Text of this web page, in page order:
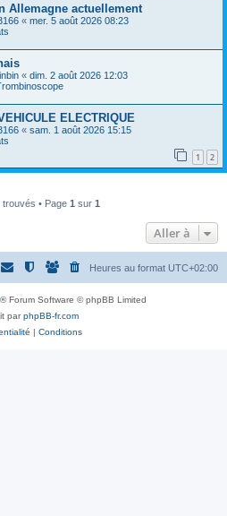
Allemagne actuellement
« mer. 5 août 2026 08:23
« dim. 2 août 2026 12:03
ELECTRIQUE
« sam. 1 août 2026 15:15
1 2
• Page 1 sur 1
Aller à
Heures au format UTC+02:00
® Forum Software © phpBB Limited
parphpBB-fr.com
| Conditions